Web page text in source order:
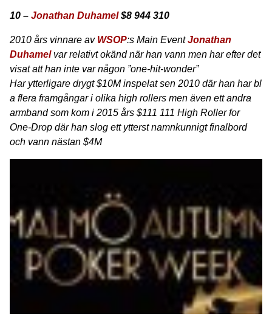
10 – Jonathan Duhamel$8 944 310
2010 års vinnare av WSOP:s Main EventJonathan
Duhamelvar relativt okänd när han vann men har efter det
visat att han inte var någon ”one-hit-wonder”
Har ytterligare drygt $10M inspelat sen 2010 där han har bl
a flera framgångar i olika high rollers men även ett andra
armband som kom i 2015 års $111 111 High Roller for
One-Drop där han slog ett ytterst namnkunnigt finalbord
och vann nästan $4M